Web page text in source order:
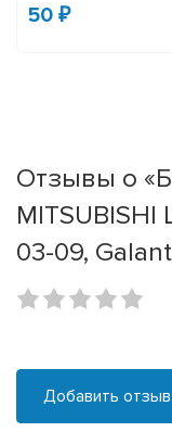
50 ₽
Отзывы о
03-09,
Добавить отзыв